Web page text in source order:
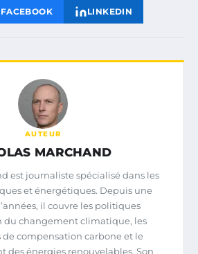
FACEBOOK LINKEDIN
AUTEUR
MARCHAND
est journaliste spécialisé dans les
et énergétiques. Depuis une
il couvre les politiques
du changement climatique, les
de compensation carbone et le
des énergies renouvelables. Son